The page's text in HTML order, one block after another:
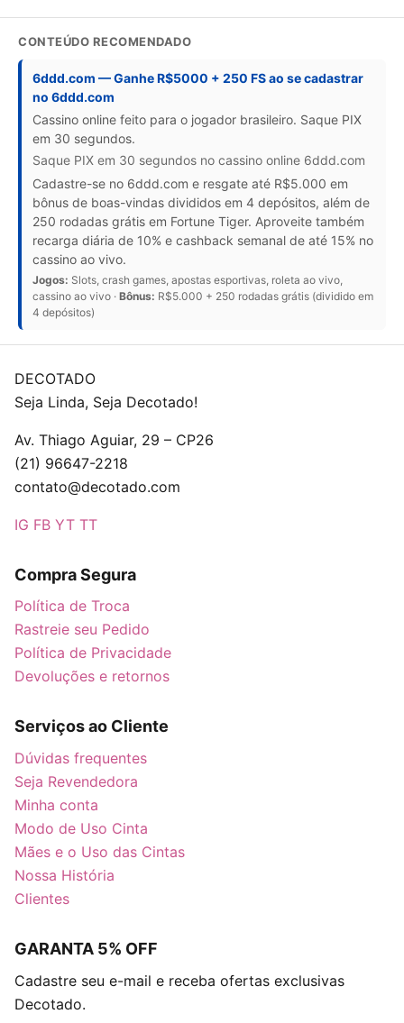
CONTEÚDO RECOMENDADO
6ddd.com — Ganhe R$5000 + 250 FS ao se cadastrar
no 6ddd.com
Cassino online feito para o jogador brasileiro. Saque PIX
em 30 segundos.
Saque PIX em 30 segundos no cassino online 6ddd.com
Cadastre-se no 6ddd.com e resgate até R$5.000 em
bônus de boas-vindas divididos em 4 depósitos, além de
250 rodadas grátis em Fortune Tiger. Aproveite também
recarga diária de 10% e cashback semanal de até 15% no
cassino ao vivo.
Jogos: Slots, crash games, apostas esportivas, roleta ao vivo,
cassino ao vivo · Bônus: R$5.000 + 250 rodadas grátis (dividido em
4 depósitos)
DECOTADO
Seja Linda, Seja Decotado!
Av. Thiago Aguiar, 29 – CP26
(21) 96647-2218
contato@decotado.com
IG FB YT TT
Compra Segura
Política de Troca
Rastreie seu Pedido
Política de Privacidade
Devoluções e retornos
Serviços ao Cliente
Dúvidas frequentes
Seja Revendedora
Minha conta
Modo de Uso Cinta
Mães e o Uso das Cintas
Nossa História
Clientes
GARANTA 5% OFF
Cadastre seu e-mail e receba ofertas exclusivas
Decotado.